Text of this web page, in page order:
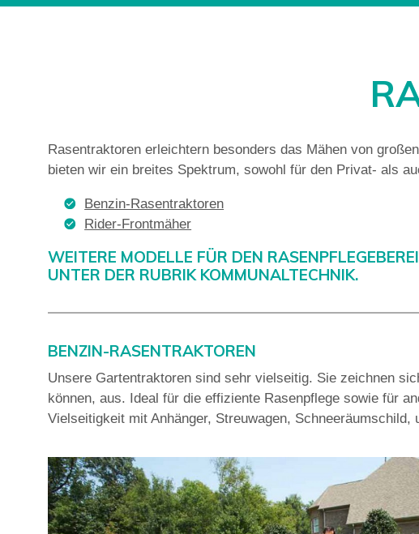
Rasentraktoren erleichtern besonders das Mähen von
bieten wir ein breites Spektrum, sowohl für den Privat- als
Benzin-Rasentraktoren
Rider-Frontmäher
WEITERE MODELLE FÜR DEN
UNTER DER RUBRIK KOMMUNALTECHNIK.
BENZIN-RASENTRAKTOREN
Unsere Gartentraktoren sind sehr vielseitig. Sie zeichnen
können, aus. Ideal für die effiziente Rasenpflege sowie für
Vielseitigkeit mit Anhänger, Streuwagen, Schneeräumschild,